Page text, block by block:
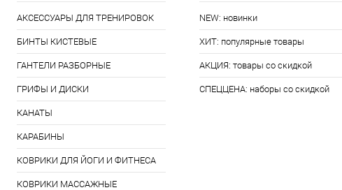
АКСЕССУАРЫ ДЛЯ ТРЕНИРОВОК
БИНТЫ КИСТЕВЫЕ
ГАНТЕЛИ РАЗБОРНЫЕ
ГРИФЫ И ДИСКИ
КАНАТЫ
КАРАБИНЫ
КОВРИКИ ДЛЯ ЙОГИ И ФИТНЕСА
КОВРИКИ МАССАЖНЫЕ
NEW: новинки
ХИТ: популярные товары
АКЦИЯ: товары со скидкой
СПЕЦЦЕНА: наборы со скидкой